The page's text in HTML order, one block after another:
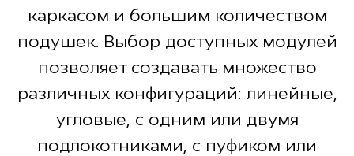
каркасом и большим количеством
подушек. Выбор доступных модулей
позволяет создавать множество
различных конфигураций: линейные,
угловые, с одним или двумя
подлокотниками, с пуфиком или